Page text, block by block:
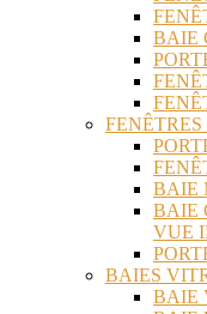
BAIE
BAIE
BAIE
VUE
BAIES
BAIE